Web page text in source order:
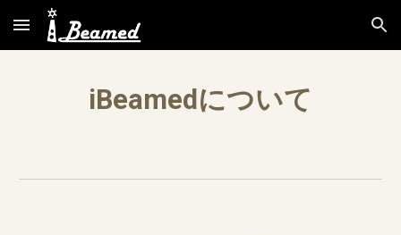
Skip to main content Skip to navigation
iBeamedについて